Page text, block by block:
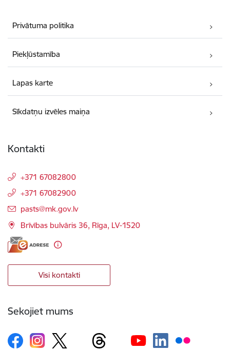
Privātuma politika
Piekļūstamība
Lapas karte
Sīkdatņu izvēles maiņa
Kontakti
+371 67082800
+371 67082900
E-pasts:
pasts@mk.gov.lv
Brīvības bulvāris 36, Rīga, LV-1520
Visi kontakti
Sekojiet mums